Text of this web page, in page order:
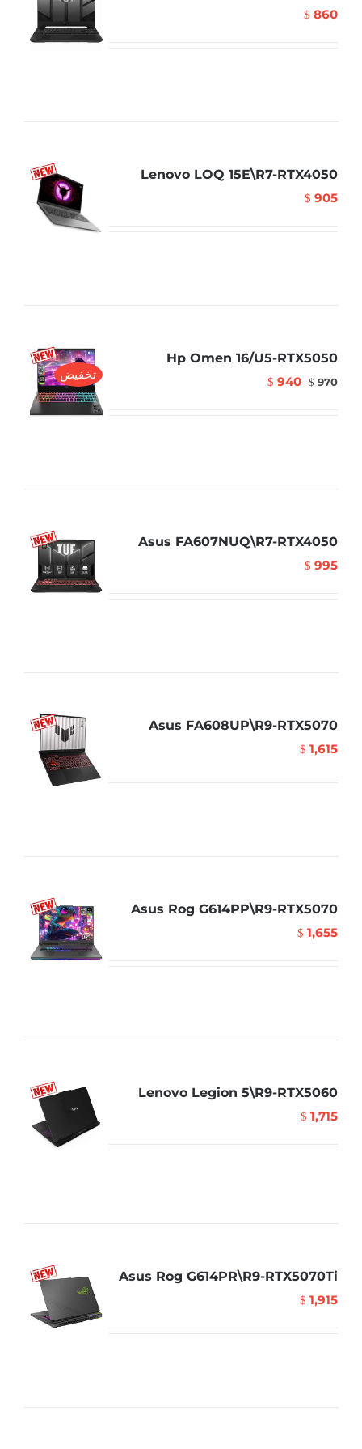
$ 860
Lenovo LOQ 15E\R7-RTX4050
$ 905
تخفيض
Hp Omen 16/U5-RTX5050
$970
$ 940
Asus FA607NUQ\R7-RTX4050
$ 995
Asus FA608UP\R9-RTX5070
$ 1,615
Asus Rog G614PP\R9-RTX5070
$ 1,655
Lenovo Legion 5\R9-RTX5060
$ 1,715
Asus Rog G614PR\R9-RTX5070Ti
$ 1,915